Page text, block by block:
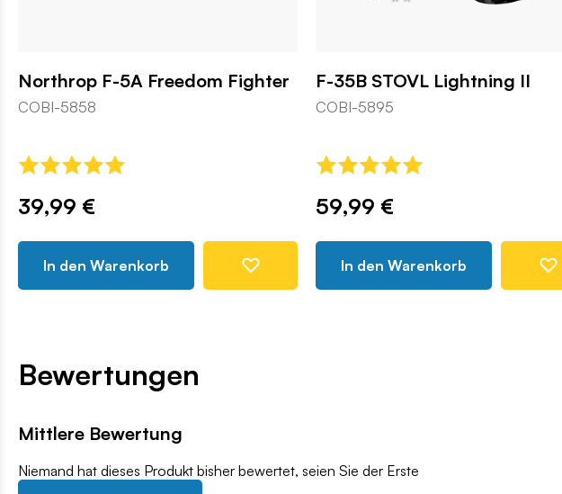
Northrop F-5A Freedom Fighter
COBI-5858
39,99 €
In den Warenkorb
F-35B STOVL Lightning II
COBI-5895
59,99 €
In den Warenkorb
Bewertungen
Mittlere Bewertung
Niemand hat dieses Produkt bisher bewertet, seien Sie der Erste